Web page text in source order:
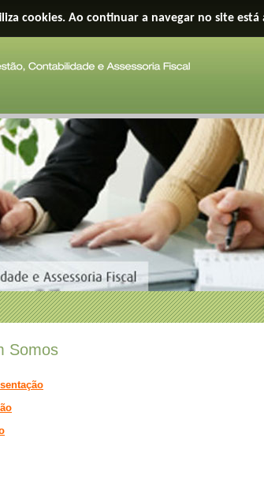
Somos
cookies. Ao continuar a navegar no site